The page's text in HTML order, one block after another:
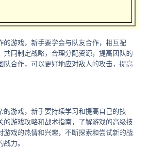
的游戏，新手要学会与队友合作，相互配
共同制定战略，合理分配资源，提高团队的
队合作，可以更好地应对敌人的攻击，提高
的游戏，新手要持续学习和提高自己的技
的游戏攻略和战术指南，了解游戏的高级技
游戏的热情和兴趣，不断探索和尝试新的战
力。